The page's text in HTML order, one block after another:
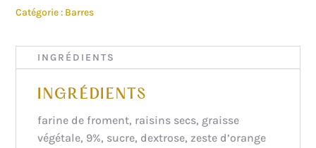
Catégorie : Barres
INGRÉDIENTS
INGRÉDIENTS
farine de froment, raisins secs, graisse
végétale, 9%, sucre, dextrose, zeste d’orange